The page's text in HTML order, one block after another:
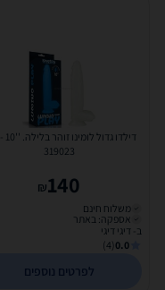
319023
140
₪
משלוח חינם
אספקה: באתר
ב- דיגי דיגי
0.0
(4)
לפרטים נוספים